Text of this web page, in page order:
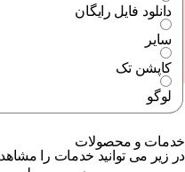
دانلود فایل رایگان
سایر
کاپشن تک
لوگو
خدمات و محصولات
در زیر می توانید خدمات را